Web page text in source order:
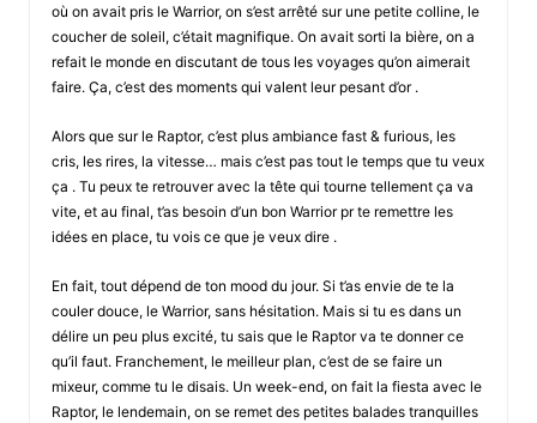
où on avait pris le Warrior, on s’est arrêté sur une petite colline, le
coucher de soleil, c’était magnifique. On avait sorti la bière, on a
refait le monde en discutant de tous les voyages qu’on aimerait
faire. Ça, c’est des moments qui valent leur pesant d’or .
Alors que sur le Raptor, c’est plus ambiance fast & furious, les
cris, les rires, la vitesse… mais c’est pas tout le temps que tu veux
ça . Tu peux te retrouver avec la tête qui tourne tellement ça va
vite, et au final, t’as besoin d’un bon Warrior pr te remettre les
idées en place, tu vois ce que je veux dire .
En fait, tout dépend de ton mood du jour. Si t’as envie de te la
couler douce, le Warrior, sans hésitation. Mais si tu es dans un
délire un peu plus excité, tu sais que le Raptor va te donner ce
qu’il faut. Franchement, le meilleur plan, c’est de se faire un
mixeur, comme tu le disais. Un week-end, on fait la fiesta avec le
Raptor, le lendemain, on se remet des petites balades tranquilles